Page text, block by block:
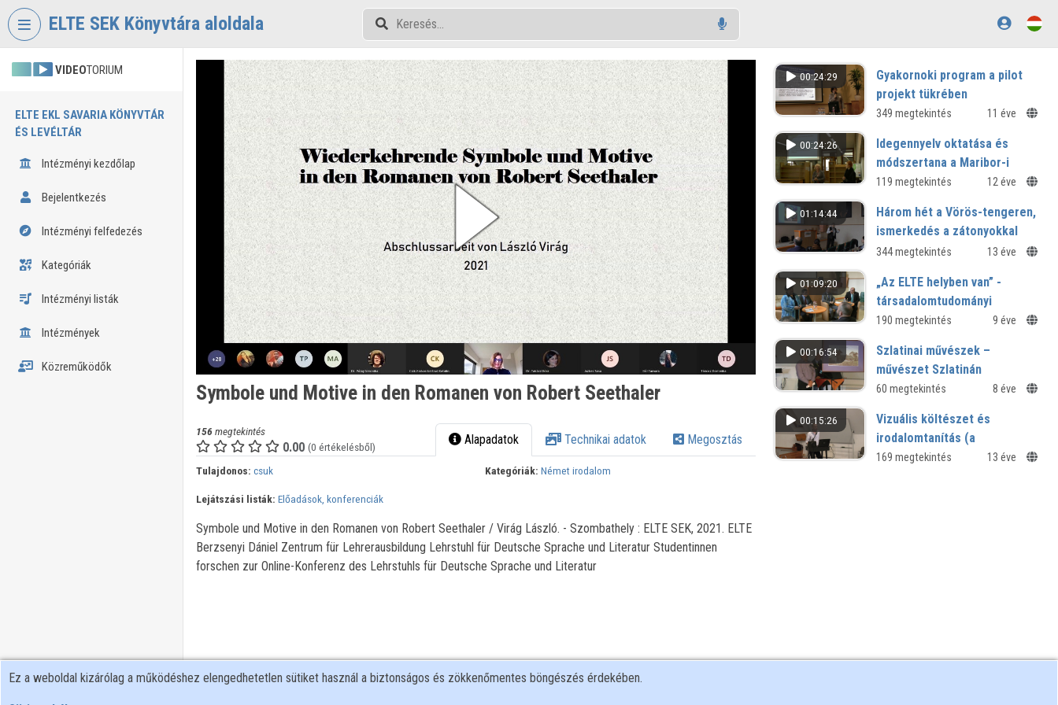
Fejléc kihagyása
ELTE SEK Könyvtára aloldala
VIDEOTORIUM
ELTE EKL SAVARIA KÖNYVTÁR
ÉS LEVÉLTÁR
Intézményi kezdőlap
Bejelentkezés
Intézményi felfedezés
Kategóriák
Intézményi listák
Intézmények
Közreműködők
Symbole und Motive in den Romanen von Robert Seethaler
156 megtekintés
0.00 (0 értékelésből) Alapadatok Technikai adatok Megosztás
Tulajdonos: csuk Kategóriák: Német irodalom
Lejátszási listák: Előadások, konferenciák
Symbole und Motive in den Romanen von Robert Seethaler / Virág László. - Szombathely : ELTE SEK, 2021. ELTE
Berzsenyi Dániel Zentrum für Lehrerausbildung Lehrstuhl für Deutsche Sprache und Literatur Studentinnen
forschen zur Online-Konferenz des Lehrstuhls für Deutsche Sprache und Literatur
00:24:29
Gyakornoki program a pilot
projekt tükrében
Hazai és nemzetközi szakmai
349 megtekintés 11 éve
00:24:26
Idegennyelv oktatása és
módszertana a Maribor-i
egyetemen
4.1.2.D/12/1/KONV/2012/0006
119 megtekintés 12 éve
01:14:44
Három hét a Vörös-tengeren,
ismerkedés a zátonyokkal
344 megtekintés 13 éve
01:09:20
„Az ELTE helyben van” -
társadalomtudományi
kerekasztal
Szombathelyen
190 megtekintés 9 éve
00:16:54
Szlatinai művészek –
művészet Szlatinán
XVI. Bolyai iskolák találkozója -
találkozója
60 megtekintés 8 éve
00:15:26
Vizuális költészet és
irodalomtanítás (a
posztmodernben)
169 megtekintés 13 éve
Ez a weboldal kizárólag a működéshez elengedhetetlen sütiket használ a biztonságos és zökkenőmentes böngészés érdekében.